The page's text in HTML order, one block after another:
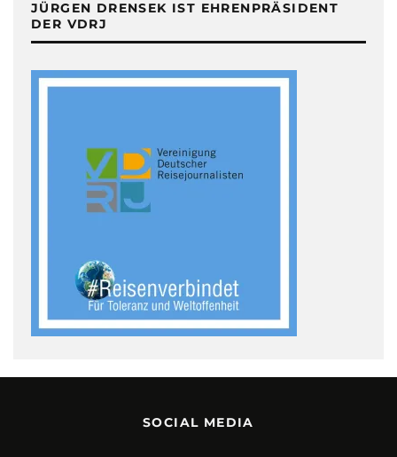
JÜRGEN DRENSEK IST EHRENPRÄSIDENT
DER VDRJ
SOCIAL MEDIA